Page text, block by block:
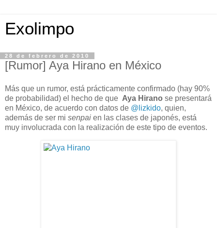
Exolimpo
28 de febrero de 2010
[Rumor] Aya Hirano en México
Más que un rumor, está prácticamente confirmado (hay 90%
de probabilidad) el hecho de que Aya Hirano se presentará
en México, de acuerdo con datos de @lizkido, quien,
además de ser mi senpai en las clases de japonés, está
muy involucrada con la realización de este tipo de eventos.